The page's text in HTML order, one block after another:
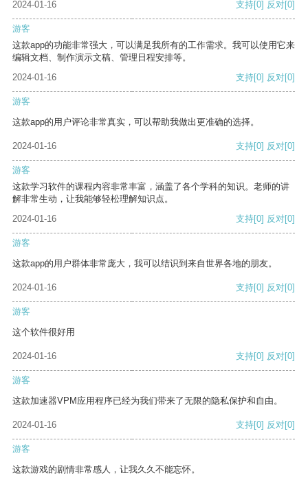
2024-01-16 支持[0] 反对[0]
游客
这款app的功能非常强大，可以满足我所有的工作需求。我可以使用它来
编辑文档、制作演示文稿、管理日程安排等。
2024-01-16
支持[0] 反对[0]
游客
这款app的用户评论非常真实，可以帮助我做出更准确的选择。
2024-01-16 支持[0] 反对[0]
游客
这款学习软件的课程内容非常丰富，涵盖了各个学科的知识。老师的讲
解非常生动，让我能够轻松理解知识点。
2024-01-16
支持[0] 反对[0]
游客
这款app的用户群体非常庞大，我可以结识到来自世界各地的朋友。
2024-01-16 支持[0] 反对[0]
游客
这个软件很好用
2024-01-16 支持[0] 反对[0]
游客
这款加速器VPM应用程序已经为我们带来了无限的隐私保护和自由。
2024-01-16 支持[0] 反对[0]
游客
这款游戏的剧情非常感人，让我久久不能忘怀。